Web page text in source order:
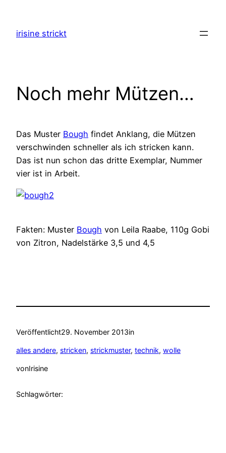
springen
irisine strickt
Noch mehr Mützen…
Das Muster Bough findet Anklang, die Mützen
verschwinden schneller als ich stricken kann.
Das ist nun schon das dritte Exemplar, Nummer
vier ist in Arbeit.
Fakten: Muster Bough von Leila Raabe, 110g Gobi
von Zitron, Nadelstärke 3,5 und 4,5
Veröffentlicht29. November 2013in
alles andere, stricken, strickmuster, technik, wolle
vonIrisine
Schlagwörter: